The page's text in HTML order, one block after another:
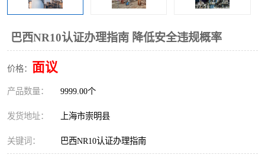
巴西NR10认证办理指南 降低安全违规概率
价格： 面议
产品数量： 9999.00个
发货地址： 上海市崇明县
关键词： 巴西NR10认证办理指南